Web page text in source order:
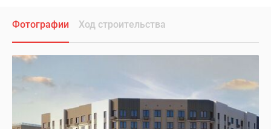
Фотографии Ход строительства